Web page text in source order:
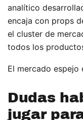
analítico
encaja con props
el cluster de
todos los
El mercado espejo
Dudas
jugar